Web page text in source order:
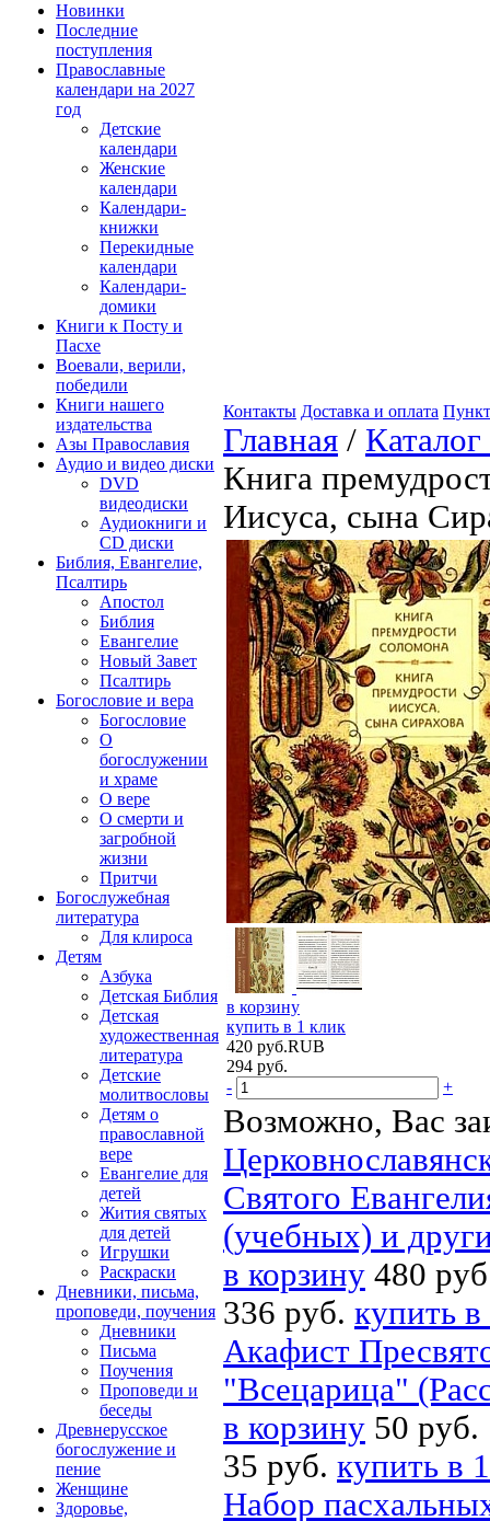
Новинки
Последние
поступления
Православные
календари на 2027
год
Детские
календари
Женские
календари
Календари-
книжки
Перекидные
календари
Календари-
домики
Книги к Посту и
Пасхе
Воевали, верили,
победили
Книги нашего
издательства
Азы Православия
Аудио и видео диски
DVD
видеодиски
Аудиокниги и
CD диски
Библия, Евангелие,
Псалтирь
Апостол
Библия
Евангелие
Новый Завет
Псалтирь
Богословие и вера
Богословие
О
богослужении
и храме
О вере
О смерти и
загробной
жизни
Притчи
Богослужебная
литература
Для клироса
Детям
Азбука
Детская Библия
Детская
художественная
литература
Детские
молитвословы
Детям о
православной
вере
Евангелие для
детей
Жития святых
для детей
Игрушки
Раскраски
Дневники, письма,
проповеди, поучения
Дневники
Письма
Поучения
Проповеди и
беседы
Древнерусское
богослужение и
пение
Женщине
Здоровье,
Контакты Доставка и оплата
Главная /
Книга
Иисуса, сына
в корзину
купить в 1 клик
420 руб.RUB
294 руб.
-
+
Возможно, Вас
Святого
(учебных) и
в корзину 480
336 руб. купить
Акафист
"Всецарица"
в корзину 50 руб.
35 руб. купить в
Набор